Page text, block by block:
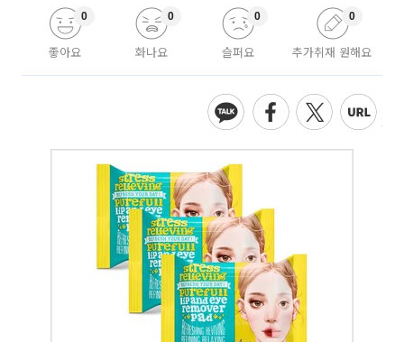
좋아요
0
화나요
0
슬퍼요
0
추가취재 원해요
0